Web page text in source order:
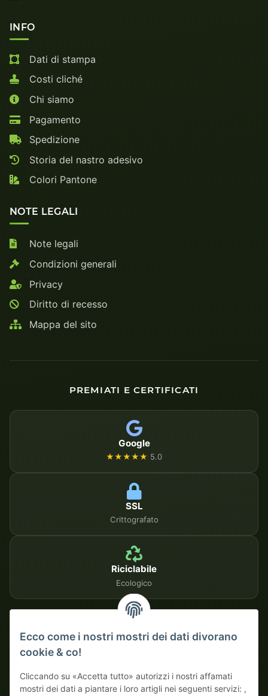
INFO
Dati di stampa
Costi cliché
Chi siamo
Pagamento
Spedizione
Storia del nastro adesivo
Colori Pantone
NOTE LEGALI
Note legali
Condizioni generali
Privacy
Diritto di recesso
Mappa del sito
PREMIATI E CERTIFICATI
Google
★★★★★ 5.0
SSL
Crittografato
Riciclabile
Ecologico
Su fattura
Ecco come i nostri mostri dei dati divorano
cookie & co!
Cliccando su «Accetta tutto» autorizzi i nostri affamati
mostri dei dati a piantare i loro artigli nei seguenti servizi: ,